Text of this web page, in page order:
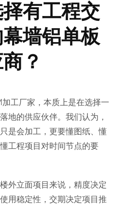
有工程交
墙铝单板
？
工厂家，本质上是在选择一
地的供应伙伴。我们认为，
是会加工，更要懂图纸、懂
工程项目对时间节点的要
外立面项目来说，精度决定
用稳定性，交期决定项目推